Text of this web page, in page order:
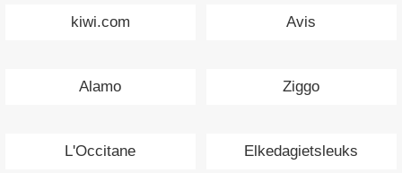
kiwi.com Avis
Alamo Ziggo
L'Occitane Elkedagietsleuks